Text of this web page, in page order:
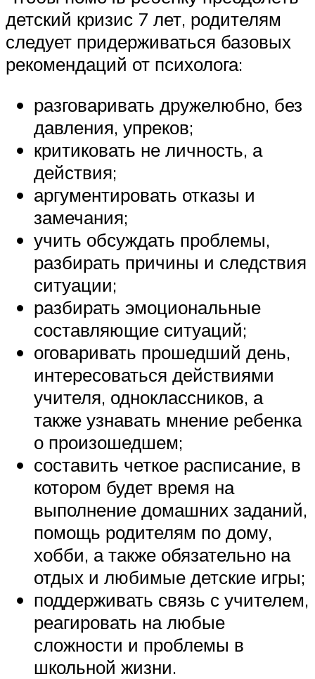
детский кризис 7 лет, родителям
следует придерживаться базовых
рекомендаций от психолога:
разговаривать дружелюбно, без
давления, упреков;
критиковать не личность, а
действия;
аргументировать отказы и
замечания;
учить обсуждать проблемы,
разбирать причины и следствия
ситуации;
разбирать эмоциональные
составляющие ситуаций;
оговаривать прошедший день,
интересоваться действиями
учителя, одноклассников, а
также узнавать мнение ребенка
о произошедшем;
составить четкое расписание, в
котором будет время на
выполнение домашних заданий,
помощь родителям по дому,
хобби, а также обязательно на
отдых и любимые детские игры;
поддерживать связь с учителем,
реагировать на любые
сложности и проблемы в
школьной жизни.